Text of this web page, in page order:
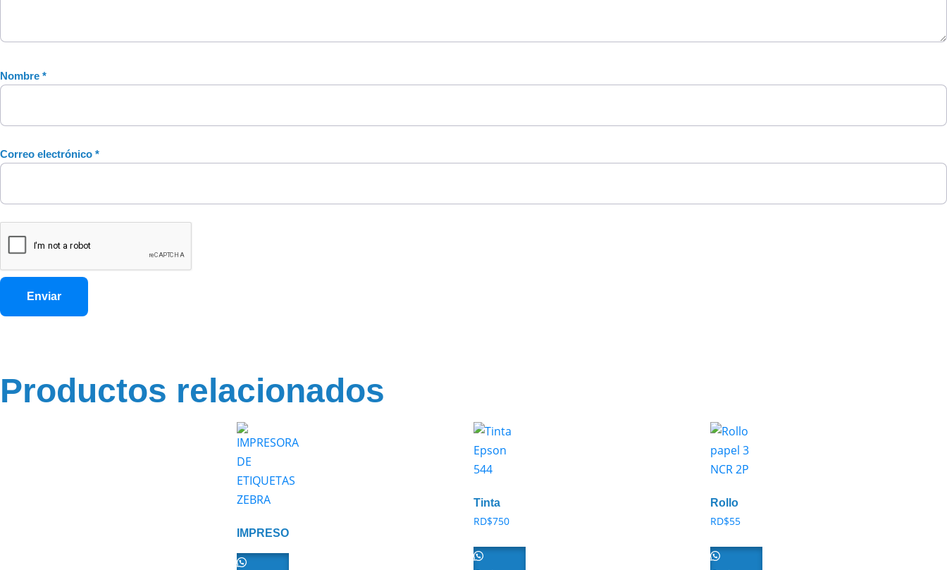
Nombre *
Correo electrónico *
Productos relacionados
IMPRESORA
ETIQUETAS
Tinta
Epson
544
RD$750
Rollo
papel 3
NCR 2P
RD$55